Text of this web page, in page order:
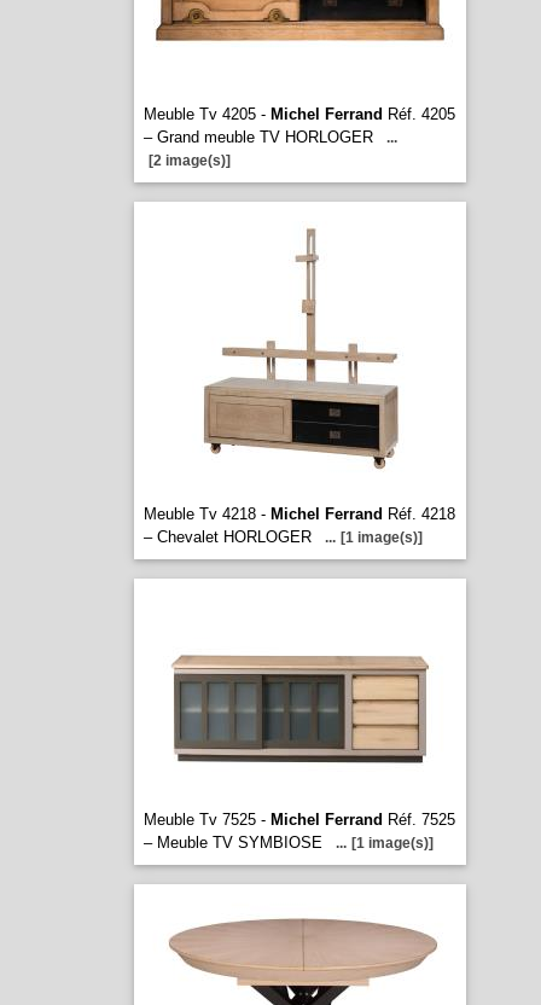
Meuble Tv 4205 - Michel Ferrand Réf. 4205
– Grand meuble TV HORLOGER
...
[2 image(s)]
Meuble Tv 4218 - Michel Ferrand Réf. 4218
– Chevalet HORLOGER
... [1 image(s)]
Meuble Tv 7525 - Michel Ferrand Réf. 7525
– Meuble TV SYMBIOSE
... [1 image(s)]